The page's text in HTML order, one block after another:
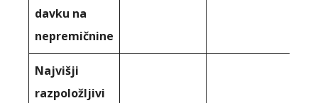
davku na
nepremičnine
Najvišji
razpoložljivi